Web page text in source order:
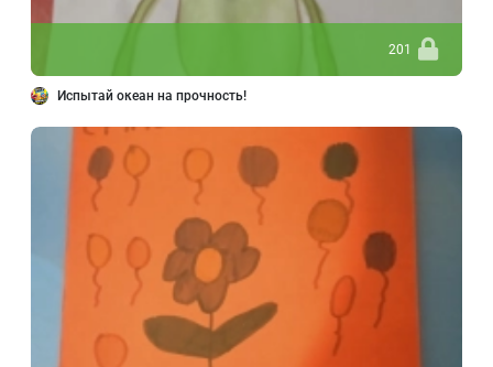
201
Испытай океан на прочность!